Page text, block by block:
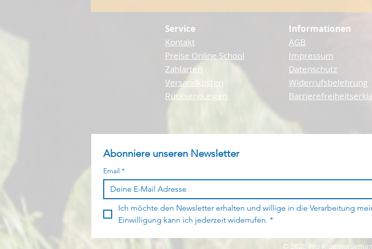
Service
Kontakt
Preise Online School
Zahlarten
Versandkosten
Rücksendungen
Informationen
AGB
Impressum
Datenschutz
Widerrufsbelehrung
Abonniere unseren Newsletter
Email *
Ich möchte den Newsletter erhalten und willige in die Verarbeitung
Einwilligung kann ich jederzeit widerrufen. *
© 2025 Pro Ride